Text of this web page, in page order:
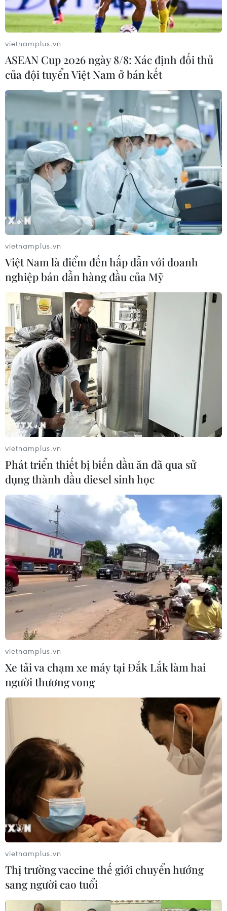
Tổng thống Hy Lạp bổ nhiệm thẩm phán
cấp cao làm thủ tướng tạm quyền
24/05/2023 11:49
Tuyên bố của Phủ Tổng thống Hy Lạp nêu rõ Tổng thống
Katerina Sakellaropoulou sẽ gặp thẩm phán cấp cao
Ioannis Sarmas để giao nhiệm vụ thành lập chính phủ
và tổ chức cuộc bầu cử mới.
Tổng thống đắc cử Erdogan: 'Củng cố hơn
nữa vị thế của Thổ Nhĩ Kỳ'
29/05/2023 03:46
Tổng thống Thổ Nhĩ Kỳ khẳng định: "Tôi sẽ củng cố hơn
nữa vị thế của Thổ Nhĩ Kỳ bằng cách đầu tư vào lĩnh
vực giao thông và năng lượng, vốn là cơ sở hạ tầng cơ
bản để phát triển lên tầm thế giới."
vietnamplus.vn
ASEAN Cup 2026 ngày 8/8: Xác định đối thủ
của đội tuyển Việt Nam ở bán kết
vietnamplus.vn
Việt Nam là điểm đến hấp dẫn với doanh
nghiệp bán dẫn hàng đầu của Mỹ
vietnamplus.vn
Phát triển thiết bị biến dầu ăn đã qua sử
dụng thành dầu diesel sinh học
vietnamplus.vn
Xe tải va chạm xe máy tại Đắk Lắk làm hai
người thương vong
vietnamplus.vn
Thị trường vaccine thế giới chuyển hướng
sang người cao tuổi